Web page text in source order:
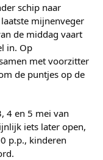
schip naar
mijnenveger
de middag vaart
in. Op
met voorzitter
de puntjes op de
4 en 5 mei van
iets later open,
p.p., kinderen